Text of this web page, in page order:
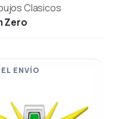
Clasicos
Zero